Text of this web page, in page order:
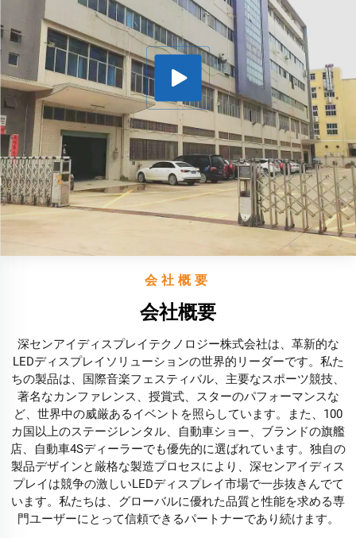
会社概要
会社概要
深センアイディスプレイテクノロジー株式会社は、革新的な
LEDディスプレイソリューションの世界的リーダーです。私た
ちの製品は、国際音楽フェスティバル、主要なスポーツ競技、
著名なカンファレンス、授賞式、スターのパフォーマンスな
ど、世界中の威厳あるイベントを照らしています。また、100
カ国以上のステージレンタル、自動車ショー、ブランドの旗艦
店、自動車4Sディーラーでも優先的に選ばれています。独自の
製品デザインと厳格な製造プロセスにより、深センアイディス
プレイは競争の激しいLEDディスプレイ市場で一歩抜きんでて
います。私たちは、グローバルに優れた品質と性能を求める専
門ユーザーにとって信頼できるパートナーであり続けます。